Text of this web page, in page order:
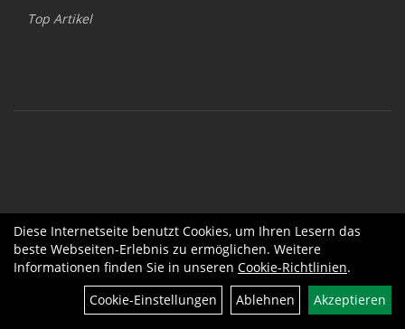
Top Artikel
Diese Internetseite benutzt Cookies, um Ihren Lesern das
beste Webseiten-Erlebnis zu ermöglichen. Weitere
Informationen finden Sie in unseren Cookie-Richtlinien.
Cookie-Einstellungen
Ablehnen Akzeptieren